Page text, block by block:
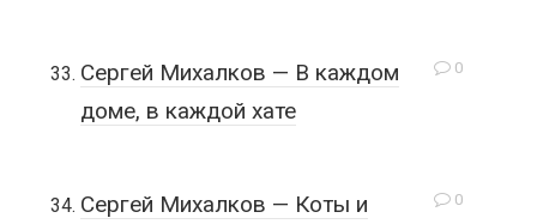
0
Сергей Михалков — В каждом
доме, в каждой хате
0
Сергей Михалков — Коты и